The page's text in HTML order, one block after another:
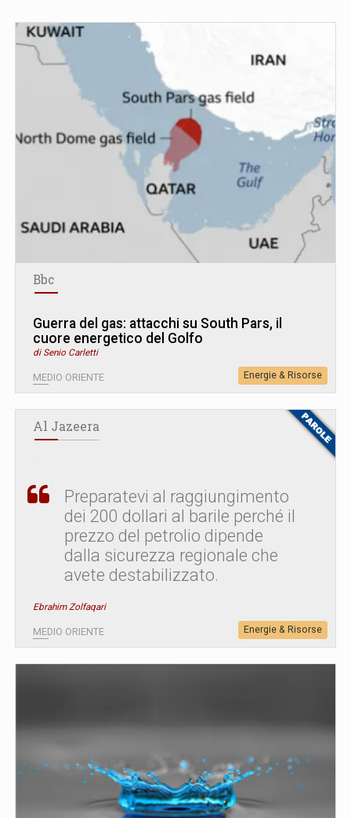
Bbc
Guerra del gas: attacchi su South Pars, il
cuore energetico del Golfo
di Senio Carletti
MEDIO ORIENTE Energie & Risorse
Al Jazeera
Preparatevi al raggiungimento
dei 200 dollari al barile perché il
prezzo del petrolio dipende
dalla sicurezza regionale che
avete destabilizzato.
Ebrahim Zolfaqari
MEDIO ORIENTE Energie & Risorse